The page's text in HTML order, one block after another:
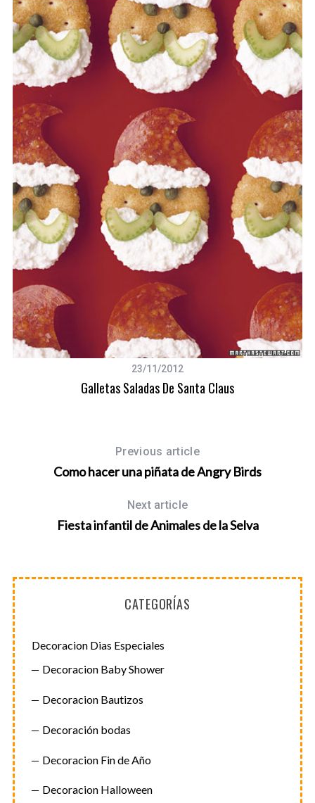
23/11/2012
Galletas Saladas De Santa Claus
Previous article
Como hacer una piñata de Angry Birds
Next article
Fiesta infantil de Animales de la Selva
CATEGORÍAS
Decoracion Dias Especiales
Decoracion Baby Shower
Decoracion Bautizos
Decoración bodas
Decoracion Fin de Año
Decoracion Halloween